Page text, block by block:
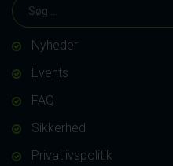
Nyheder
Events
FAQ
Sikkerhed
Privatlivspolitik